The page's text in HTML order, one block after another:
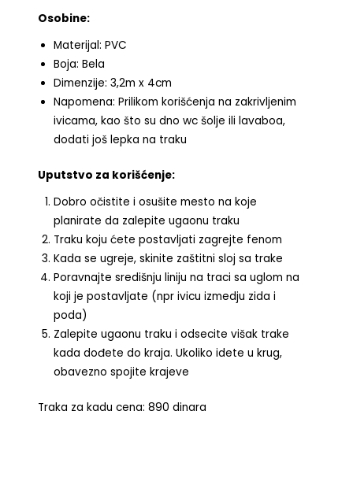
Osobine:
Materijal: PVC
Boja: Bela
Dimenzije: 3,2m x 4cm
Napomena: Prilikom korišćenja na zakrivljenim
ivicama, kao što su dno wc šolje ili lavaboa,
dodati još lepka na traku
Uputstvo za korišćenje:
Dobro očistite i osušite mesto na koje
planirate da zalepite ugaonu traku
Traku koju ćete postavljati zagrejte fenom
Kada se ugreje, skinite zaštitni sloj sa trake
Poravnajte središnju liniju na traci sa uglom na
koji je postavljate (npr ivicu izmedju zida i
poda)
Zalepite ugaonu traku i odsecite višak trake
kada dođete do kraja. Ukoliko idete u krug,
obavezno spojite krajeve
Traka za kadu cena: 890 dinara